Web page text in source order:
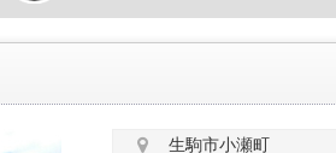
生駒市小瀬町